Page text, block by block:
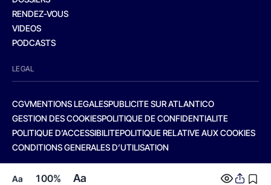
Aa 100% Aa
RENDEZ-VOUS
VIDEOS
PODCASTS
LEGAL
CGVMENTIONS LEGALESPUBLICITE SUR ATLANTICO
GESTION DES COOKIESPOLITIQUE DE CONFIDENTIALITE
POLITIQUE D’ACCESSIBILITEPOLITIQUE RELATIVE AUX COOKIES
CONDITIONS GENERALES D’UTILISATION